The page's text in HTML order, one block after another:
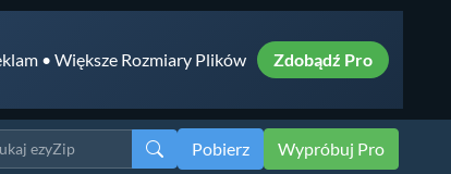
• Większe Rozmiary Plików Zdobądź Pro
Pobierz Wypróbuj Pro